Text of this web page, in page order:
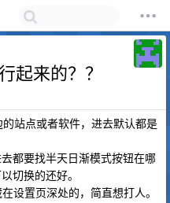
起来的？？
站点或者软件，进去默认都是
都要找半天日渐模式按钮在哪
切换的还好。
设置页深处的，简直想打人。